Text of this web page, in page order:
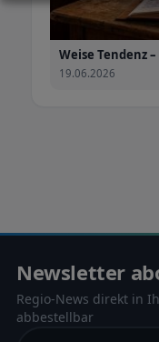
Weise Tendenz
19.06.2026
Newsletter
Regio-News direkt in
abbestellbar